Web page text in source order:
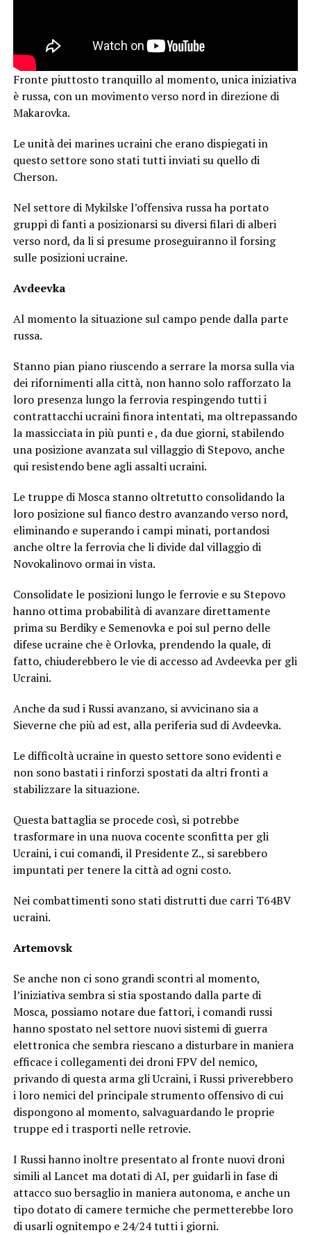
Fronte piuttosto tranquillo al momento, unica iniziativa
è russa, con un movimento verso nord in direzione di
Makarovka.
Le unità dei marines ucraini che erano dispiegati in
questo settore sono stati tutti inviati su quello di
Cherson.
Nel settore di Mykilske l’offensiva russa ha portato
gruppi di fanti a posizionarsi su diversi filari di alberi
verso nord, da li si presume proseguiranno il forsing
sulle posizioni ucraine.
Avdeevka
Al momento la situazione sul campo pende dalla parte
russa.
Stanno pian piano riuscendo a serrare la morsa sulla via
dei rifornimenti alla città, non hanno solo rafforzato la
loro presenza lungo la ferrovia respingendo tutti i
contrattacchi ucraini finora intentati, ma oltrepassando
la massicciata in più punti e , da due giorni, stabilendo
una posizione avanzata sul villaggio di Stepovo, anche
qui resistendo bene agli assalti ucraini.
Le truppe di Mosca stanno oltretutto consolidando la
loro posizione sul fianco destro avanzando verso nord,
eliminando e superando i campi minati, portandosi
anche oltre la ferrovia che li divide dal villaggio di
Novokalinovo ormai in vista.
Consolidate le posizioni lungo le ferrovie e su Stepovo
hanno ottima probabilità di avanzare direttamente
prima su Berdiky e Semenovka e poi sul perno delle
difese ucraine che è Orlovka, prendendo la quale, di
fatto, chiuderebbero le vie di accesso ad Avdeevka per gli
Ucraini.
Anche da sud i Russi avanzano, si avvicinano sia a
Sieverne che più ad est, alla periferia sud di Avdeevka.
Le difficoltà ucraine in questo settore sono evidenti e
non sono bastati i rinforzi spostati da altri fronti a
stabilizzare la situazione.
Questa battaglia se procede così, si potrebbe
trasformare in una nuova cocente sconfitta per gli
Ucraini, i cui comandi, il Presidente Z., si sarebbero
impuntati per tenere la città ad ogni costo.
Nei combattimenti sono stati distrutti due carri T64BV
ucraini.
Artemovsk
Se anche non ci sono grandi scontri al momento,
l’iniziativa sembra si stia spostando dalla parte di
Mosca, possiamo notare due fattori, i comandi russi
hanno spostato nel settore nuovi sistemi di guerra
elettronica che sembra riescano a disturbare in maniera
efficace i collegamenti dei droni FPV del nemico,
privando di questa arma gli Ucraini, i Russi priverebbero
i loro nemici del principale strumento offensivo di cui
dispongono al momento, salvaguardando le proprie
truppe ed i trasporti nelle retrovie.
I Russi hanno inoltre presentato al fronte nuovi droni
simili al Lancet ma dotati di AI, per guidarli in fase di
attacco suo bersaglio in maniera autonoma, e anche un
tipo dotato di camere termiche che permetterebbe loro
di usarli ognitempo e 24/24 tutti i giorni.